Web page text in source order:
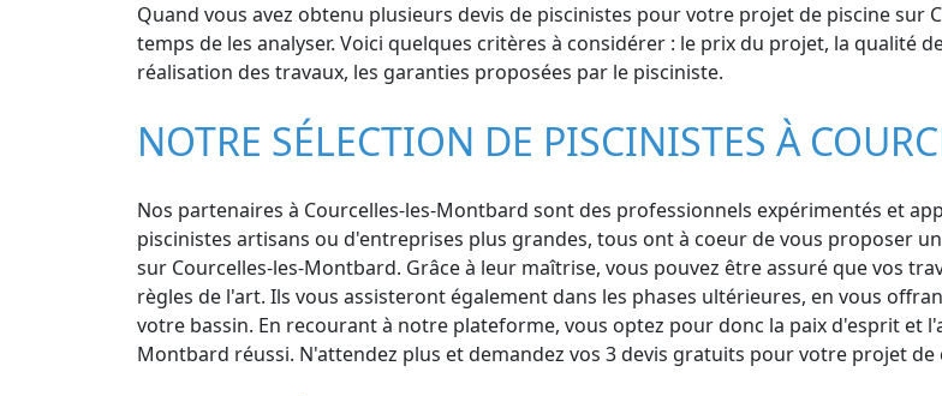
Quand vous avez obtenu plusieurs devis de piscinistes pour votre projet de piscine
temps de les analyser. Voici quelques critères à considérer : le prix du projet, la qualité
réalisation des travaux, les garanties proposées par le pisciniste.
NOTRE SÉLECTION DE PISCINISTES À
Nos partenaires à Courcelles-les-Montbard sont des professionnels expérimentés et
piscinistes artisans ou d'entreprises plus grandes, tous ont à coeur de vous proposer
sur Courcelles-les-Montbard. Grâce à leur maîtrise, vous pouvez être assuré que vos
règles de l'art. Ils vous assisteront également dans les phases ultérieures, en vous
votre bassin. En recourant à notre plateforme, vous optez pour donc la paix d'esprit et
Montbard réussi. N'attendez plus et demandez vos 3 devis gratuits pour votre projet